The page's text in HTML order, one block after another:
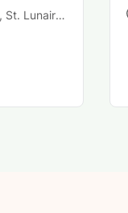
St. Lunaire/Dinard